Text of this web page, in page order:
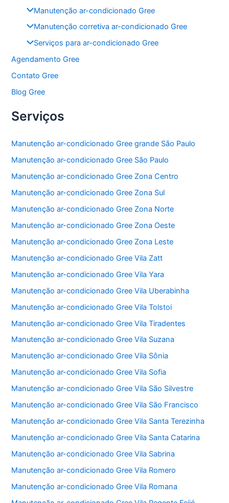
Manutenção ar-condicionado Gree
Manutenção corretiva ar-condicionado Gree
Serviços para ar-condicionado Gree
Agendamento Gree
Contato Gree
Blog Gree
Serviços
Manutenção ar-condicionado Gree grande São Paulo
Manutenção ar-condicionado Gree São Paulo
Manutenção ar-condicionado Gree Zona Centro
Manutenção ar-condicionado Gree Zona Sul
Manutenção ar-condicionado Gree Zona Norte
Manutenção ar-condicionado Gree Zona Oeste
Manutenção ar-condicionado Gree Zona Leste
Manutenção ar-condicionado Gree Vila Zatt
Manutenção ar-condicionado Gree Vila Yara
Manutenção ar-condicionado Gree Vila Uberabinha
Manutenção ar-condicionado Gree Vila Tolstoi
Manutenção ar-condicionado Gree Vila Tiradentes
Manutenção ar-condicionado Gree Vila Suzana
Manutenção ar-condicionado Gree Vila Sônia
Manutenção ar-condicionado Gree Vila Sofia
Manutenção ar-condicionado Gree Vila São Silvestre
Manutenção ar-condicionado Gree Vila São Francisco
Manutenção ar-condicionado Gree Vila Santa Terezinha
Manutenção ar-condicionado Gree Vila Santa Catarina
Manutenção ar-condicionado Gree Vila Sabrina
Manutenção ar-condicionado Gree Vila Romero
Manutenção ar-condicionado Gree Vila Romana